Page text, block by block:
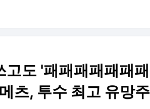
도 '패패패패패패패
츠, 투수 최고 유망주